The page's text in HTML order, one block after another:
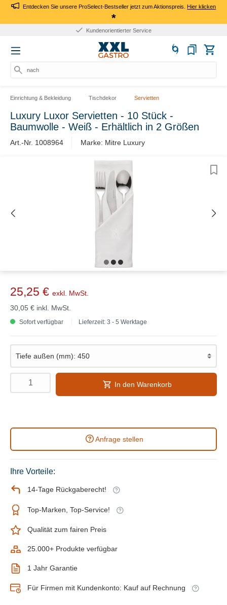
Entdecken Sie unsere ProSelect-Bestseller jetzt zum Aktionspreis.Hier klicken
*
Kundenorientierter Service
nach Pr
Einrichtung & Bekleidung Tischdekor Servietten
Luxury Luxor Servietten - 10 Stück -
Baumwolle - Weiß - Erhältlich in 2 Größen
Art.-Nr. 1008964 Marke: Mitre Luxury
25,25 € exkl. MwSt.
30,05 € inkl. MwSt.
Sofort verfügbar Lieferzeit: 3 - 5 Werktage
In den Warenkorb
Anfrage stellen
Ihre Vorteile:
14-Tage Rückgaberecht!
Top-Marken, Top-Service!
Qualität zum fairen Preis
25.000+ Produkte verfügbar
1 Jahr Garantie
Für Firmen mit Kundenkonto: Kauf auf Rechnung